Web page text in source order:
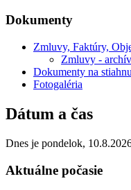
Dokumenty
Zmluvy, Faktúry,
Zmluvy - archív
Dokumenty na
Fotogaléria
Dátum a čas
Dnes je pondelok,
Aktuálne počasie